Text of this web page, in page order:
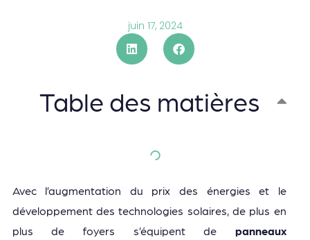
juin 17, 2024
Table des matières
Avec l’augmentation du prix des énergies et le
développement des technologies solaires, de plus en
plus de foyers s’équipent de panneaux